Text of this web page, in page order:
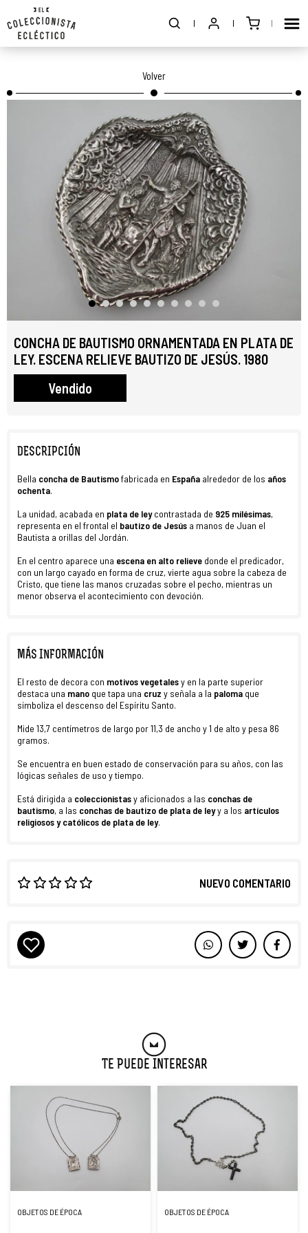
Volver
CONCHA DE BAUTISMO ORNAMENTADA EN PLATA DE
LEY. ESCENA RELIEVE BAUTIZO DE JESÚS. 1980
Vendido
DESCRIPCIÓN
Bella concha de Bautismofabricada en España alrededor de los años
ochenta.
La unidad, acabada en plata de leycontrastada de 925 milésimas,
representa en el frontal el bautizo de Jesús a manos de Juan el
Bautista a orillas del Jordán.
En el centro aparece una escena en alto relieve donde el predicador,
con un largo cayado en forma de cruz, vierte agua sobre la cabeza de
Cristo, que tiene las manos cruzadas sobre el pecho, mientras un
menor observa el acontecimiento con devoción.
MÁS INFORMACIÓN
El resto de decora con motivos vegetalesy en la parte superior
destaca una mano que tapa una cruz y señala a la paloma que
simboliza el descenso del Espíritu Santo.
Mide 13,7 centímetros de largo por 11,3 de ancho y 1 de alto y pesa 86
gramos.
Se encuentra en buen estado de conservación para su años, con las
lógicas señales de uso y tiempo.
Está dirigida a coleccionistasy aficionados a las conchas de
bautismo, a las conchas de bautizo de plata de leyy a los artículos
religiosos y católicos de plata de ley.
NUEVO COMENTARIO
Te Puede Interesar
OBJETOS DE ÉPOCA OBJETOS DE ÉPOCA